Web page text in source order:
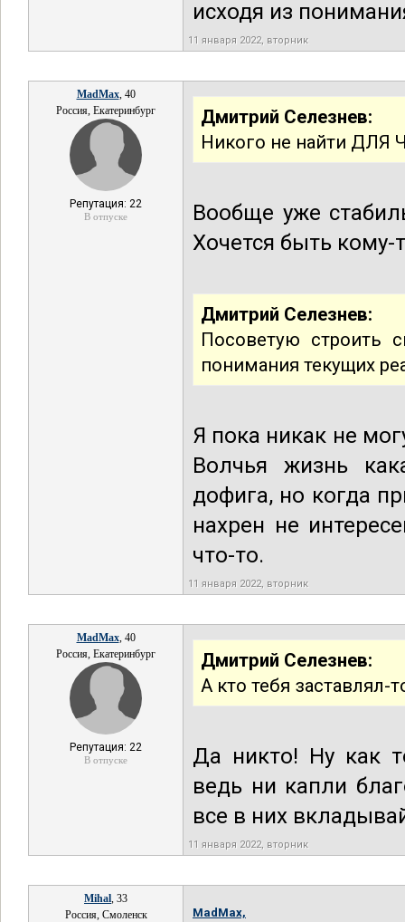
исходя из
11 января 2022, вторник
MadMax, 40
Россия, Екатеринбург
Репутация: 22
В отпуске
Дмитрий Селезнев:
Никого не найти ДЛЯ
Вообще уже
Хочется быть
Дмитрий Селезнев:
Посоветую строить
понимания текущих
Я пока никак не
Волчья жизнь
дофига, но когда
нахрен не
что-то.
11 января 2022, вторник
MadMax, 40
Россия, Екатеринбург
Репутация: 22
В отпуске
Дмитрий Селезнев:
А кто тебя заставлял-
Да никто! Ну как
ведь ни капли
все в них
11 января 2022, вторник
Mihal, 33
Россия, Смоленск
MadMax,